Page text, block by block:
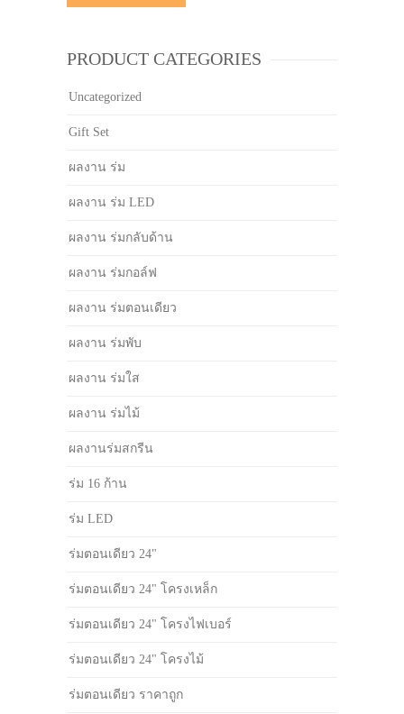
PRODUCT CATEGORIES
Uncategorized
Gift Set
ผลงาน ร่ม
ผลงาน ร่ม LED
ผลงาน ร่มกลับด้าน
ผลงาน ร่มกอล์ฟ
ผลงาน ร่มตอนเดียว
ผลงาน ร่มพับ
ผลงาน ร่มใส
ผลงาน ร่มไม้
ผลงานร่มสกรีน
ร่ม 16 ก้าน
ร่ม LED
ร่มตอนเดียว 24"
ร่มตอนเดียว 24" โครงเหล็ก
ร่มตอนเดียว 24" โครงไฟเบอร์
ร่มตอนเดียว 24" โครงไม้
ร่มตอนเดียว ราคาถูก